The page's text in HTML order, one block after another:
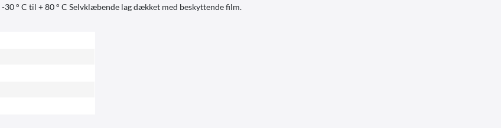
° C til + 80 ° C Selvklæbende lag dækket med beskyttende film.